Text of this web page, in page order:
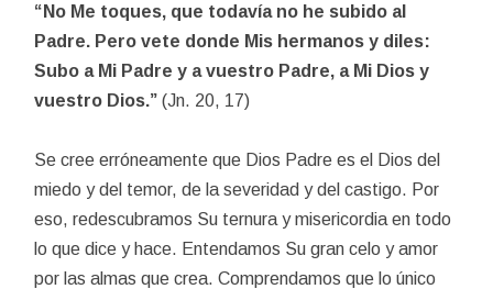
“No Me toques, que todavía no he subido al
Padre. Pero vete donde Mis hermanos y diles:
Subo a Mi Padre y a vuestro Padre, a Mi Dios y
vuestro Dios.” (Jn. 20, 17)
Se cree erróneamente que Dios Padre es el Dios del
miedo y del temor, de la severidad y del castigo. Por
eso, redescubramos Su ternura y misericordia en todo
lo que dice y hace. Entendamos Su gran celo y amor
por las almas que crea. Comprendamos que lo único